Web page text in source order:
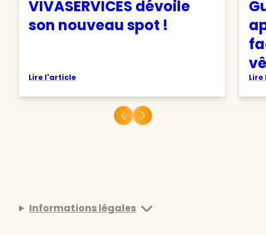
VIVASERVICES dévoile
son nouveau spot !
Lire l'article
Informations légales